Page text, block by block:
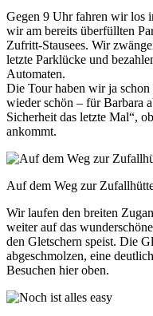
Gegen 9 Uhr fahren wir los
wir am bereits überfüllten
Zufritt-Stausees. Wir
letzte Parklücke und
Automaten.
Die Tour haben wir ja
wieder schön – für Barbara
Sicherheit das letzte Mal“,
ankommt.
Auf dem Weg zur
Wir laufen den breiten
weiter auf das
den Gletschern speist. Die
abgeschmolzen, eine
Besuchen hier oben.